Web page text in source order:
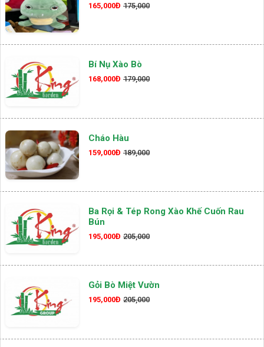
165,000Đ 175,000
Bí Nụ Xào Bò
168,000Đ 179,000
Cháo Hàu
159,000Đ 189,000
Ba Rọi & Tép Rong Xào Khế Cuốn Rau
Bún
195,000Đ 205,000
Gỏi Bò Miệt Vườn
195,000Đ 205,000